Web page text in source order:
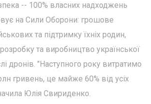
-- 100% власних надходжень
на Сили Оборони: грошове
та підтримку їхніх родин,
та виробництво української
дронів. "Наступного року витратимо
гривень, це майже 60% від усіх
Юлія Свириденко.